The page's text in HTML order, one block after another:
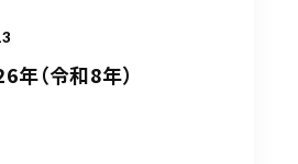
（令和8年）